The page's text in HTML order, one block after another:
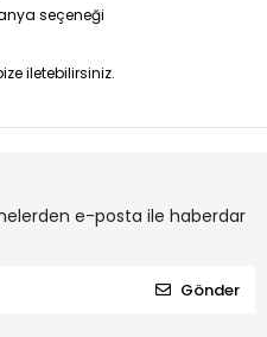
seçeneği
iletebilirsiniz.
e-posta ile haberdar
Gönder